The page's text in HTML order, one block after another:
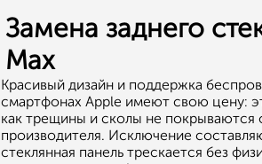
Замена заднего
Max
Красивый дизайн и поддержка
смартфонах Apple имеют свою цену:
как трещины и сколы не покрываются
производителя. Исключение
стеклянная панель трескается без